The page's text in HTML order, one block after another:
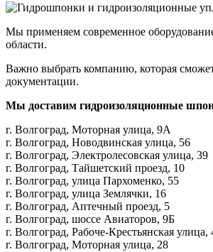
Мы применяем современное
области.
Важно выбрать компанию, которая
документации.
Мы доставим гидроизоляционные
г. Волгоград, Моторная улица, 9А
г. Волгоград, Новодвинская улица, 56
г. Волгоград, Электролесовская улица, 39
г. Волгоград, Тайшетский проезд, 10
г. Волгоград, улица Пархоменко, 55
г. Волгоград, улица Землячки, 16
г. Волгоград, Аптечный проезд, 5
г. Волгоград, шоссе Авиаторов, 9Б
г. Волгоград, Рабоче-Крестьянская улица,
г. Волгоград, Моторная улица, 28